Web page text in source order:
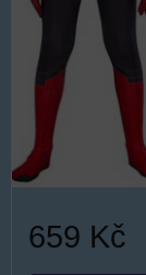
659 Kč